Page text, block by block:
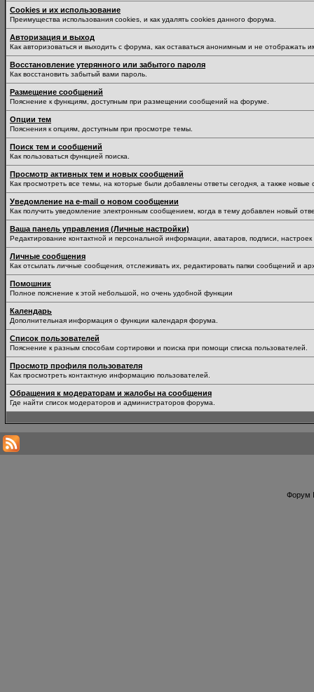
Cookies и их использование
Преимущества использования cookies, и как удалять cookies данного форума.
Авторизация и выход
Как авторизоваться и выходить с форума, как оставаться анонимным и не отображать
Восстановление утерянного или забытого пароля
Как восстановить забытый вами пароль.
Размещение сообщений
Пояснение к функциям, доступным при размещении сообщений на форуме.
Опции тем
Пояснения к опциям, доступным при просмотре темы.
Поиск тем и сообщений
Как пользоваться функцией поиска.
Просмотр активных тем и новых сообщений
Как просмотреть все темы, на которые были добавлены ответы сегодня, а также
Уведомление на е-mail о новом сообщении
Как получить уведомление электронным сообщением, когда в тему добавлен новый
Ваша панель управления (Личные настройки)
Редактирование контактной и персональной информации, аватаров, подписи,
Личные сообщения
Как отсылать личные сообщения, отслеживать их, редактировать папки сообщений и
Помошник
Полное пояснение к этой небольшой, но очень удобной функции
Календарь
Дополнительная информация о функции календаря форума.
Список пользователей
Пояснение к разным способам сортировки и поиска при помощи списка пользователей.
Просмотр профиля пользователя
Как просмотреть контактную информацию пользователей.
Обращения к модераторам и жалобы на сообщения
Где найти список модераторов и администраторов форума.
Форум